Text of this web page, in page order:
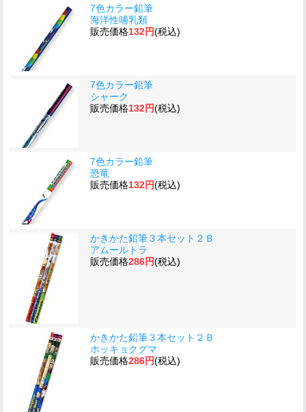
7色カラー鉛筆
海洋性哺乳類
販売価格132円(税込)
7色カラー鉛筆
シャーク
販売価格132円(税込)
7色カラー鉛筆
恐竜
販売価格132円(税込)
かきかた鉛筆３本セット２Ｂ
アムールトラ
販売価格286円(税込)
かきかた鉛筆３本セット２Ｂ
ホッキョクグマ
販売価格286円(税込)